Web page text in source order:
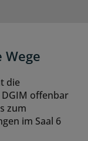
die
offenbar
zum
im Saal 6